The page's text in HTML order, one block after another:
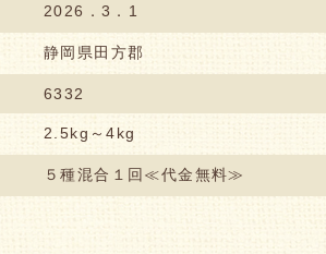
2026．3．1
静岡県田方郡
6332
2.5kg～4kg
５種混合１回≪代金無料≫